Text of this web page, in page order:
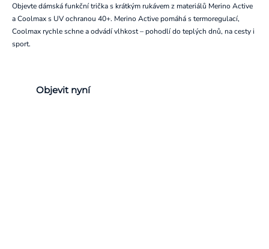
Objevte dámská funkční trička s krátkým rukávem z materiálů Merino Active
a Coolmax s UV ochranou 40+. Merino Active pomáhá s termoregulací,
Coolmax rychle schne a odvádí vlhkost – pohodlí do teplých dnů, na cesty i
sport.
Objevit nyní